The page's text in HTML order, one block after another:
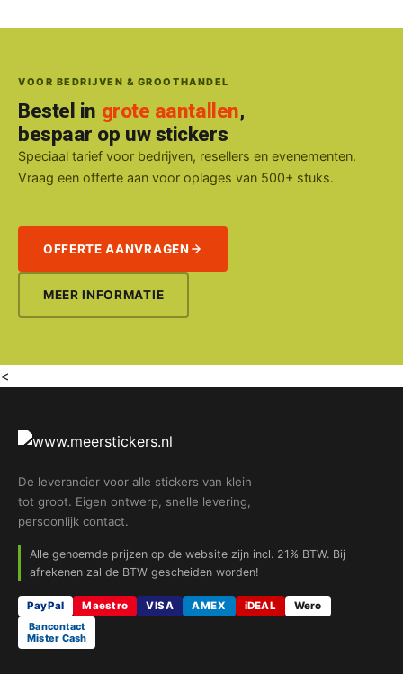
VOOR BEDRIJVEN & GROOTHANDEL
Bestel in grote aantallen,
bespaar op uw stickers
Speciaal tarief voor bedrijven, resellers en evenementen.
Vraag een offerte aan voor oplages van 500+ stuks.
OFFERTE AANVRAGEN
MEER INFORMATIE
<
De leverancier voor alle stickers van klein
tot groot. Eigen ontwerp, snelle levering,
persoonlijk contact.
Alle genoemde prijzen op de website zijn incl. 21% BTW. Bij
afrekenen zal de BTW gescheiden worden!
PayPal Maestro VISA AMEX iDEAL
Wero
Bancontact
Mister Cash